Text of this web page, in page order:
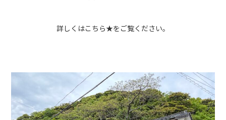
詳しくはこちら★をご覧ください。